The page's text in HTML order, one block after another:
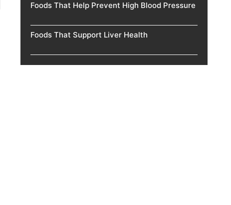
Foods That Help Prevent High Blood Pressure
Foods That Support Liver Health